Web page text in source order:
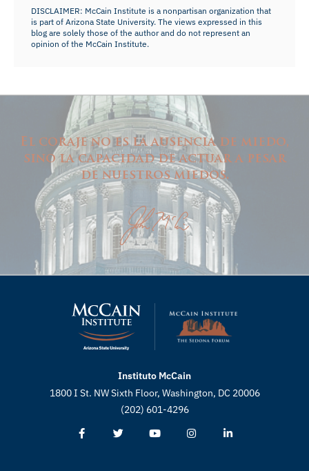
DISCLAIMER: McCain Institute is a nonpartisan organization that
is part of Arizona State University. The views expressed in this
blog are solely those of the author and do not represent an
opinion of the McCain Institute.
El coraje no es la ausencia de miedo,
sino la capacidad de actuar a pesar
de nuestros miedos.
Instituto McCain
1800 I St. NW Sixth Floor, Washington, DC 20006
(202) 601-4296